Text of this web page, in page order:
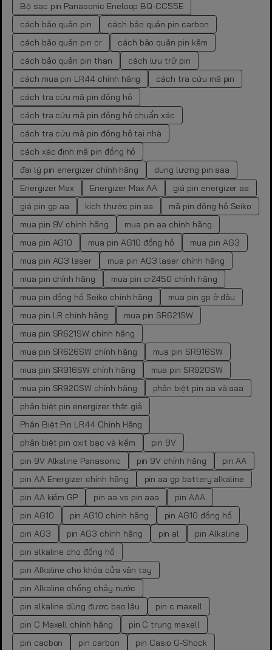
Bộ sạc pin Panasonic Eneloop BQ-CC55E
cách bảo quản pin
cách bảo quản pin carbon
cách bảo quản pin cr
cách bảo quản pin kẽm
cách bảo quản pin than
cách lưu trữ pin
cách mua pin LR44 chính hãng
cách tra cứu mã pin
cách tra cứu mã pin đồng hồ
cách tra cứu mã pin đồng hồ chuẩn xác
cách tra cứu mã pin đồng hồ tại nhà
cách xác định mã pin đồng hồ
đại lý pin energizer chính hãng
dung lượng pin aaa
Energizer Max
Energizer Max AA
giá pin energizer aa
giá pin gp aa
kích thước pin aa
mã pin đồng hồ Seiko
mua pin 9V chính hãng
mua pin aa chính hãng
mua pin AG10
mua pin AG10 đồng hồ
mua pin AG3
mua pin AG3 laser
mua pin AG3 laser chính hãng
mua pin chính hãng
mua pin cr2450 chính hãng
mua pin đồng hồ Seiko chính hãng
mua pin gp ở đâu
mua pin LR chính hãng
mua pin SR621SW
mua pin SR621SW chính hãng
mua pin SR626SW chính hãng
mua pin SR916SW
mua pin SR916SW chính hãng
mua pin SR920SW
mua pin SR920SW chính hãng
phân biệt pin aa và aaa
phân biệt pin energizer thật giả
Phân Biệt Pin LR44 Chính Hãng
phân biệt pin oxit bạc và kiềm
pin 9V
pin 9V Alkaline Panasonic
pin 9V chính hãng
pin AA
pin AA Energizer chính hãng
pin aa gp battery alkaline
pin AA kiềm GP
pin aa vs pin aaa
pin AAA
pin AG10
pin AG10 chính hãng
pin AG10 đồng hồ
pin AG3
pin AG3 chính hãng pin al
pin Alkaline
pin alkaline cho đồng hồ
pin Alkaline cho khóa cửa vân tay
pin Alkaline chống chảy nước
pin alkaline dùng được bao lâu
pin c maxell
pin C Maxell chính hãng
pin C trung maxell
pin cacbon
pin carbon pin Casio G-Shock